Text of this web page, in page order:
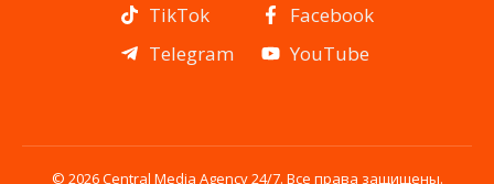
TikTok
Telegram
Facebook
YouTube
© 2026 Central Media Agency 24/7. Все права защищены.